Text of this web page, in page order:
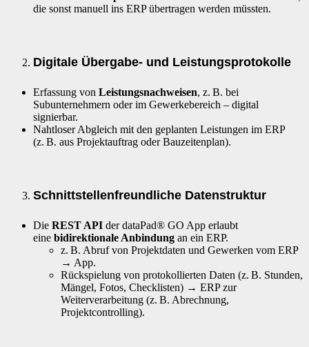
die sonst manuell ins ERP übertragen werden müssten.
Digitale Übergabe- und Leistungsprotokolle
Erfassung von Leistungsnachweisen, z. B. bei
Subunternehmern oder im Gewerkebereich – digital
signierbar.
Nahtloser Abgleich mit den geplanten Leistungen im ERP
(z. B. aus Projektauftrag oder Bauzeitenplan).
Schnittstellenfreundliche Datenstruktur
Die REST API der dataPad® GO App erlaubt
eine bidirektionale Anbindung an ein ERP.
z. B. Abruf von Projektdaten und Gewerken vom ERP
→ App.
Rückspielung von protokollierten Daten (z. B. Stunden,
Mängel, Fotos, Checklisten) → ERP zur
Weiterverarbeitung (z. B. Abrechnung,
Projektcontrolling).